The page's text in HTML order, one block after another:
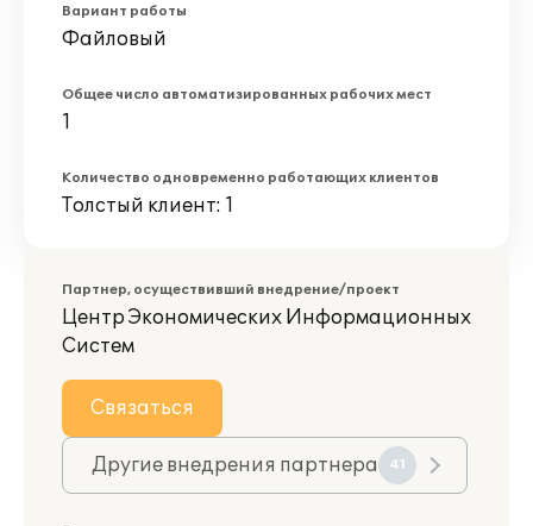
Вариант работы
Файловый
Общее число автоматизированных рабочих мест
1
Количество одновременно работающих клиентов
Толстый клиент: 1
Партнер, осуществивший внедрение/проект
Центр Экономических Информационных
Систем
Связаться
Другие внедрения партнера 41